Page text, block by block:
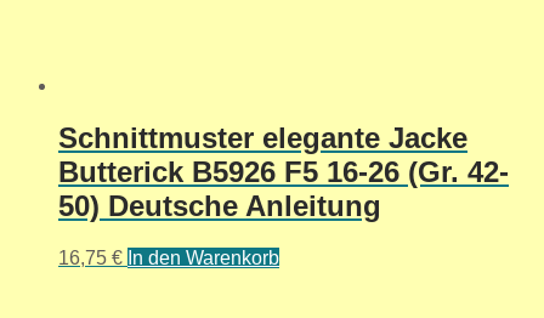
Schnittmuster elegante Jacke
Butterick B5926 F5 16-26 (Gr. 42-
50) Deutsche Anleitung
16,75 € In den Warenkorb